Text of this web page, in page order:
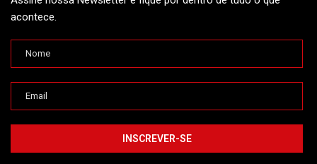
acontece.